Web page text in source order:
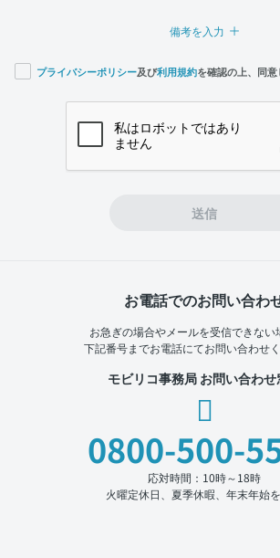
備考を入力
プライバシーポリシー及び利用規約を確認の上、同意
送信
お電話でのお問い合わ
お急ぎの場合やメールを受信できない
下記番号までお電話にてお問い合わせく
モビリコ事務局 お問い合わせ
0800-500-
応対時間：10時～18時
火曜定休日、夏季休暇、年末年始